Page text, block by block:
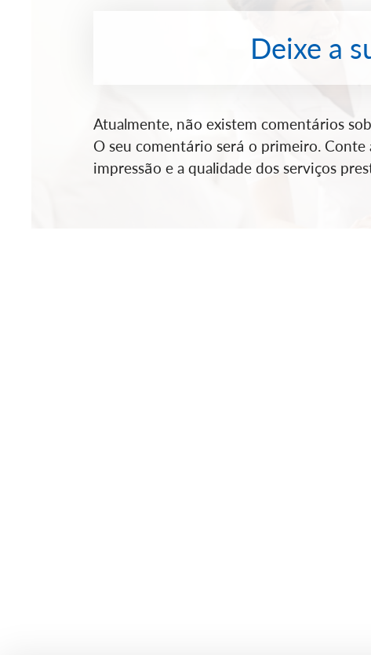
Deixe a
Atualmente, não existem comentários
O seu comentário será o primeiro.
impressão e a qualidade dos serviços